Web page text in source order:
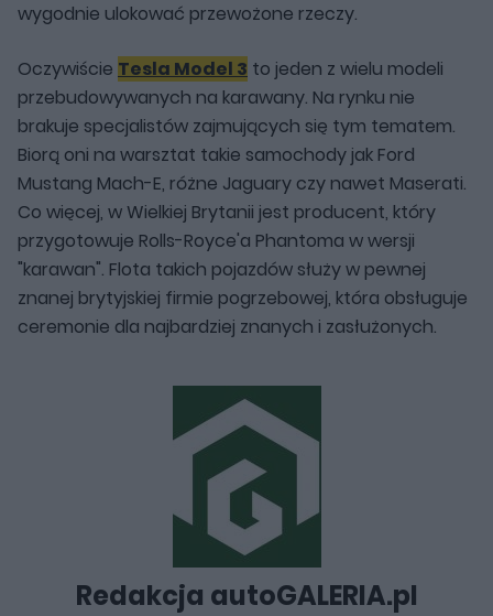
wygodnie ulokować przewożone rzeczy.
Oczywiście Tesla Model 3 to jeden z wielu modeli
przebudowywanych na karawany. Na rynku nie
brakuje specjalistów zajmujących się tym tematem.
Biorą oni na warsztat takie samochody jak Ford
Mustang Mach-E, różne Jaguary czy nawet Maserati.
Co więcej, w Wielkiej Brytanii jest producent, który
przygotowuje Rolls-Royce'a Phantoma w wersji
"karawan". Flota takich pojazdów służy w pewnej
znanej brytyjskiej firmie pogrzebowej, która obsługuje
ceremonie dla najbardziej znanych i zasłużonych.
Redakcja autoGALERIA.pl